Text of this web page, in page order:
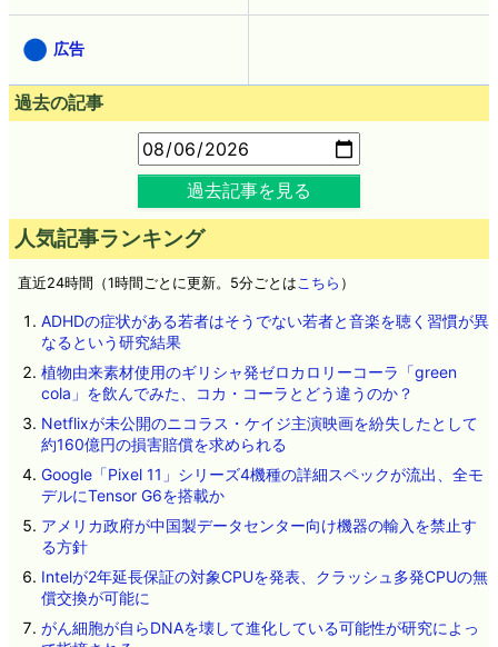
広告
過去の記事
過去記事を見る
人気記事ランキング
直近24時間（1時間ごとに更新。5分ごとはこちら ）
ADHDの症状がある若者はそうでない若者と音楽を聴く習慣が異
なるという研究結果
植物由来素材使用のギリシャ発ゼロカロリーコーラ「green
cola」を飲んでみた、コカ・コーラとどう違うのか？
Netflixが未公開のニコラス・ケイジ主演映画を紛失したとして
約160億円の損害賠償を求められる
Google「Pixel 11」シリーズ4機種の詳細スペックが流出、全モ
デルにTensor G6を搭載か
アメリカ政府が中国製データセンター向け機器の輸入を禁止す
る方針
Intelが2年延長保証の対象CPUを発表、クラッシュ多発CPUの無
償交換が可能に
がん細胞が自らDNAを壊して進化している可能性が研究によっ